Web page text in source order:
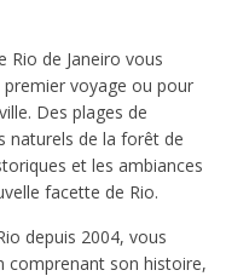
Rio de Janeiro vous
premier voyage ou pour
Des plages de
naturels de la forêt de
et les ambiances
facette de Rio.
depuis 2004, vous
comprenant son histoire,